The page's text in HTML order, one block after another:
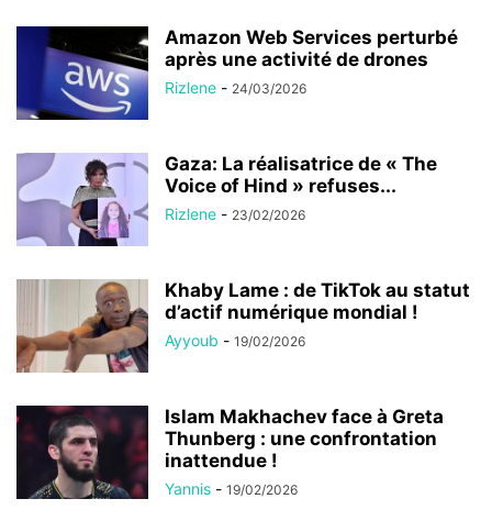
Amazon Web Services perturbé
après une activité de drones
Rizlene - 24/03/2026
Gaza: La réalisatrice de « The
Voice of Hind » refuses...
Rizlene - 23/02/2026
Khaby Lame : de TikTok au statut
d’actif numérique mondial !
Ayyoub - 19/02/2026
Islam Makhachev face à Greta
Thunberg : une confrontation
inattendue !
Yannis - 19/02/2026